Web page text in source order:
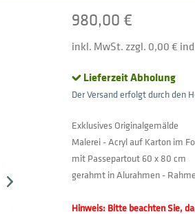
980,00 €
inkl. MwSt. zzgl. 0,00 €
Lieferzeit Abholung
Der Versand erfolgt durch den
Exklusives Originalgemälde
Malerei - Acryl auf Karton im
mit Passepartout 60 x 80 cm
gerahmt in Alurahmen -
Hinweis: Bitte beachten Sie,